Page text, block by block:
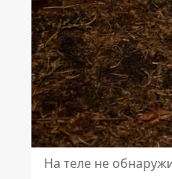
На теле не